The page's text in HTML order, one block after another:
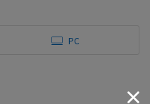
PC